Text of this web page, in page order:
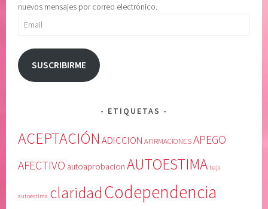
nuevos mensajes por correo electrónico.
Email
SUSCRIBIRME
ETIQUETAS
ACEPTACIÓN ADICCION AFIRMACIONES APEGO
AFECTIVO autoaprobacion AUTOESTIMA baja
autoestima claridadCodependencia